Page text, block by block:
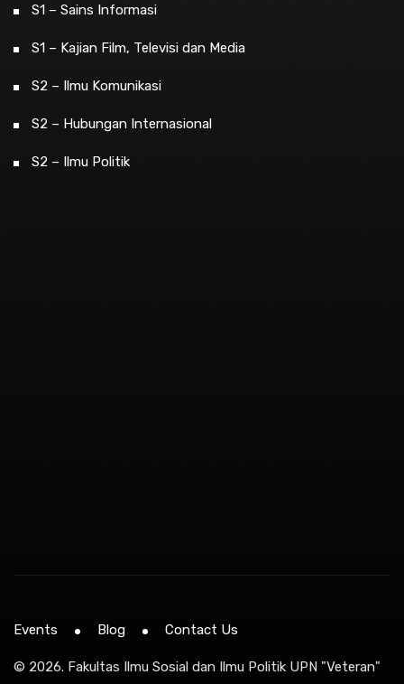
S1 – Sains Informasi
S1 – Kajian Film, Televisi dan Media
S2 – Ilmu Komunikasi
S2 – Hubungan Internasional
S2 – Ilmu Politik
© 2026. Fakultas Ilmu Sosial dan Ilmu Politik UPN "Veteran"
Events Blog Contact Us